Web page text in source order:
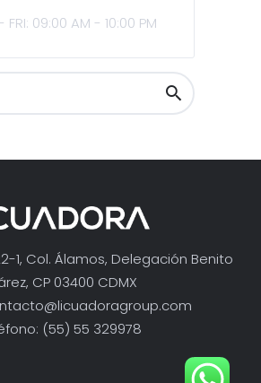
FRI: 09:00 AM - 10:00 PM
1, Col. Álamos, Delegación Benito
CP 03400 CDMX
(55) 55 329978